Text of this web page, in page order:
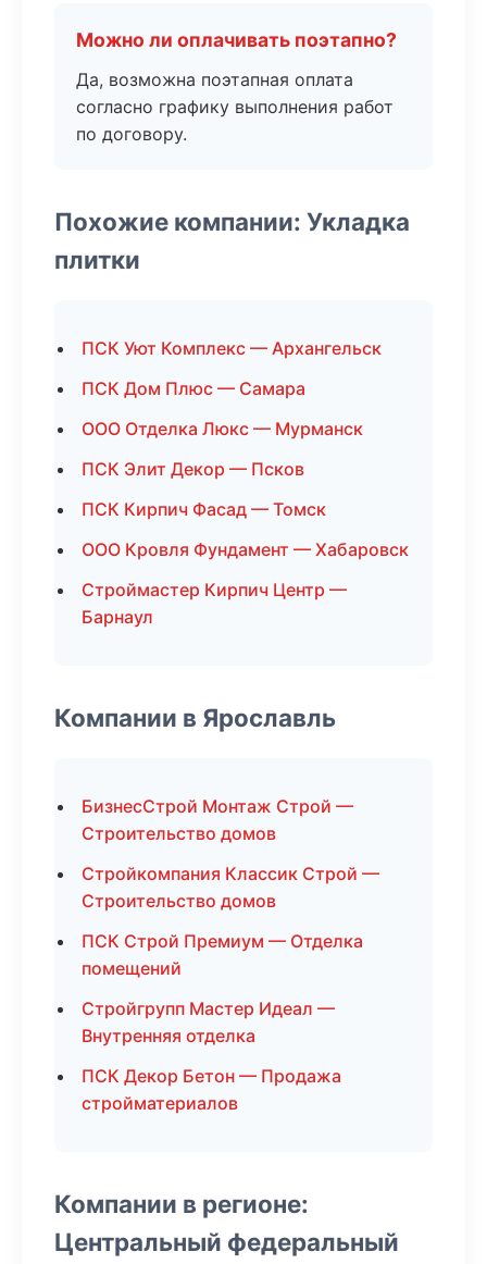
Можно ли оплачивать поэтапно?
Да, возможна поэтапная оплата
согласно графику выполнения работ
по договору.
Похожие компании: Укладка
плитки
ПСК Уют Комплекс — Архангельск
ПСК Дом Плюс — Самара
ООО Отделка Люкс — Мурманск
ПСК Элит Декор — Псков
ПСК Кирпич Фасад — Томск
ООО Кровля Фундамент — Хабаровск
Строймастер Кирпич Центр —
Барнаул
Компании в Ярославль
БизнесСтрой Монтаж Строй —
Строительство домов
Стройкомпания Классик Строй —
Строительство домов
ПСК Строй Премиум — Отделка
помещений
Стройгрупп Мастер Идеал —
Внутренняя отделка
ПСК Декор Бетон — Продажа
стройматериалов
Компании в регионе:
Центральный федеральный